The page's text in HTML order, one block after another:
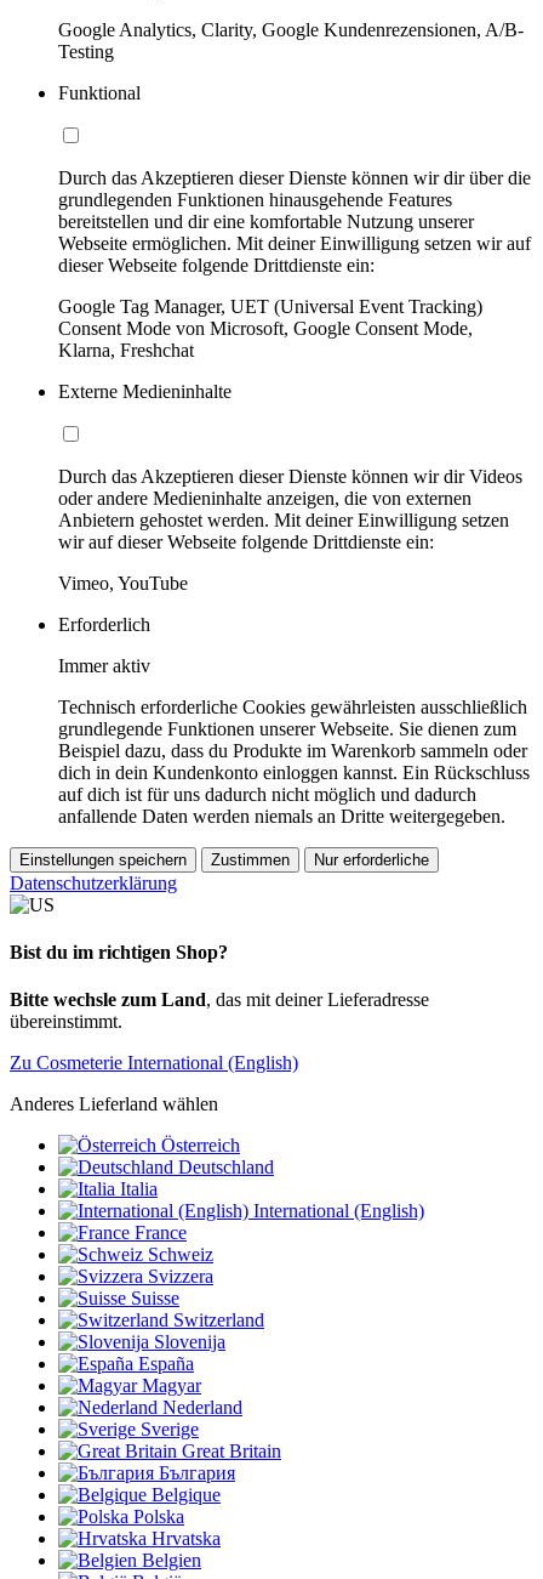
Google Analytics, Clarity, Google Kundenrezensionen, A/B-
Testing
Funktional
Durch das Akzeptieren dieser Dienste können wir dir über die
grundlegenden Funktionen hinausgehende Features
bereitstellen und dir eine komfortable Nutzung unserer
Webseite ermöglichen. Mit deiner Einwilligung setzen wir auf
dieser Webseite folgende Drittdienste ein:
Google Tag Manager, UET (Universal Event Tracking)
Consent Mode von Microsoft, Google Consent Mode,
Klarna, Freshchat
Externe Medieninhalte
Durch das Akzeptieren dieser Dienste können wir dir Videos
oder andere Medieninhalte anzeigen, die von externen
Anbietern gehostet werden. Mit deiner Einwilligung setzen
wir auf dieser Webseite folgende Drittdienste ein:
Vimeo, YouTube
Erforderlich
Immer aktiv
Technisch erforderliche Cookies gewährleisten ausschließlich
grundlegende Funktionen unserer Webseite. Sie dienen zum
Beispiel dazu, dass du Produkte im Warenkorb sammeln oder
dich in dein Kundenkonto einloggen kannst. Ein Rückschluss
auf dich ist für uns dadurch nicht möglich und dadurch
anfallende Daten werden niemals an Dritte weitergegeben.
Einstellungen speichern Zustimmen Nur erforderliche
Datenschutzerklärung
Bist du im richtigen Shop?
Bitte wechsle zum Land, das mit deiner Lieferadresse
übereinstimmt.
Zu Cosmeterie International (English)
Anderes Lieferland wählen
Österreich
Deutschland
Italia
International (English)
France
Schweiz
Svizzera
Suisse
Switzerland
Slovenija
España
Magyar
Nederland
Sverige
Great Britain
България
Belgique
Polska
Hrvatska
Belgien